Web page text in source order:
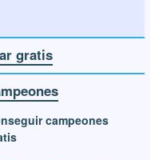
gratis
campeones